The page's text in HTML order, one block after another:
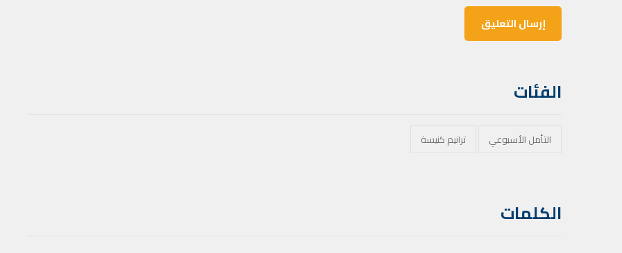
الفئات
التأمل الأسبوعي ترانيم كنيسة
الكلمات